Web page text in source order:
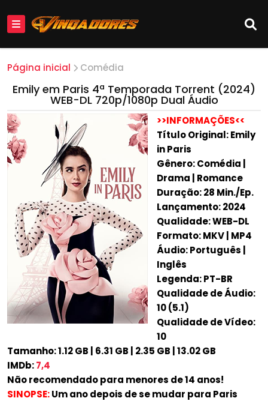
Página inicial Comédia
Emily em Paris 4ª Temporada Torrent (2024)
WEB-DL 720p/1080p Dual Áudio
>>INFORMAÇÕES<<
Título Original: Emily
in Paris
Gênero: Comédia |
Drama | Romance
Duração: 28 Min./Ep.
Lançamento: 2024
Qualidade: WEB-DL
Formato: MKV | MP4
Áudio: Português |
Inglês
Legenda: PT-BR
Qualidade de Áudio:
10 (5.1)
Qualidade de Vídeo:
10
Tamanho: 1.12 GB | 6.31 GB | 2.35 GB | 13.02 GB
IMDb:7,4
Não recomendado para menores de 14 anos!
SINOPSE:Um ano depois de se mudar para Paris